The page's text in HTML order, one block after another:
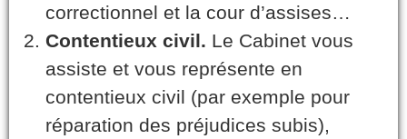
correctionnel et la cour d’assises…
Contentieux civil. Le Cabinet vous
assiste et vous représente en
contentieux civil (par exemple pour
réparation des préjudices subis),